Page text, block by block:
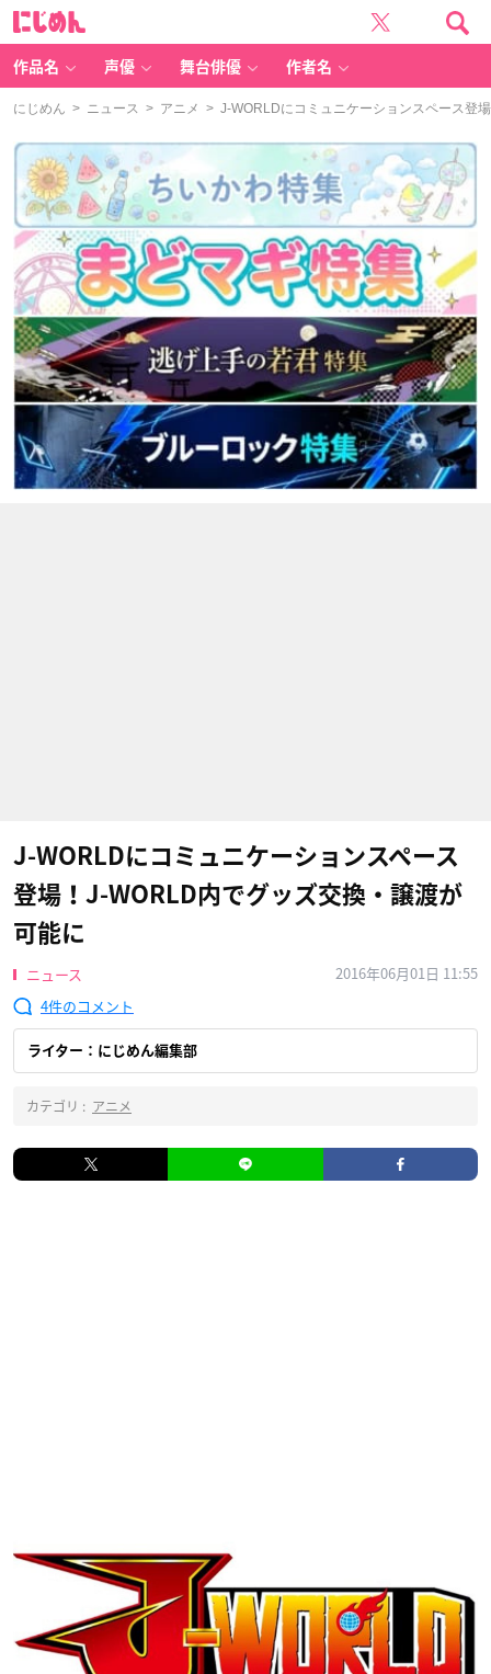
作品名 声優 舞台俳優 作者名
にじめん > ニュース > アニメ > J-WORLDにコミュニケーションスペース登
J-WORLDにコミュニケーションスペース
登場！J-WORLD内でグッズ交換・譲渡が
可能に
ニュース
2016年06月01日 11:55
4
ライター：にじめん編集部
カテゴリ : アニメ